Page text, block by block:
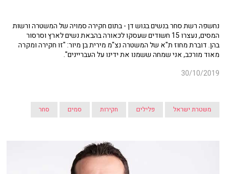
נחשפה רשת סחר בנשים בגוש דן - בתום חקירה סמויה של המשטרה ורשות
המסים, נעצרו 15 חשודים שעסקו לכאורה בהבאת נשים לארץ וסרסור
בהן. דוברת מחוז ת"א של המשטרה נצ"מ מירית בן מיור: "זו חקירה ומקרה
מאוד מורכב, אני שמחה ששמנו את ידינו על העבריינים".
30/10/2019
משטרת ישראל פלילים חקירות סמים סחר